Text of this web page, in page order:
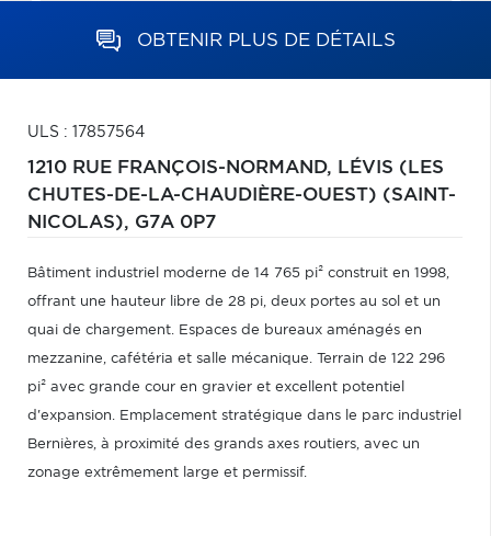
OBTENIR PLUS DE DÉTAILS
ULS : 17857564
1210 RUE FRANÇOIS-NORMAND, LÉVIS (LES
CHUTES-DE-LA-CHAUDIÈRE-OUEST) (SAINT-
NICOLAS), G7A 0P7
Bâtiment industriel moderne de 14 765 pi² construit en 1998,
offrant une hauteur libre de 28 pi, deux portes au sol et un
quai de chargement. Espaces de bureaux aménagés en
mezzanine, cafétéria et salle mécanique. Terrain de 122 296
pi² avec grande cour en gravier et excellent potentiel
d'expansion. Emplacement stratégique dans le parc industriel
Bernières, à proximité des grands axes routiers, avec un
zonage extrêmement large et permissif.